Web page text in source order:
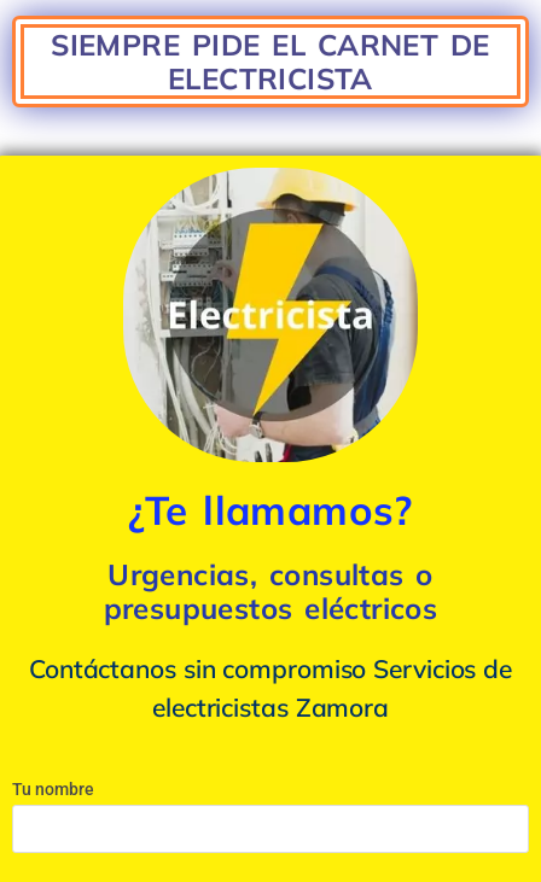
SIEMPRE PIDE EL CARNET DE
ELECTRICISTA
¿Te llamamos?
Urgencias, consultas o
presupuestos eléctricos
Contáctanos sin compromiso Servicios de
electricistas Zamora
Tu nombre